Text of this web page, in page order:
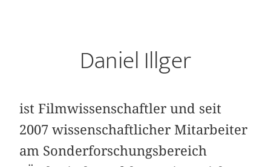
Daniel Illger
ist Filmwissenschaftler und seit
2007 wissenschaftlicher Mitarbeiter
am Sonderforschungsbereich